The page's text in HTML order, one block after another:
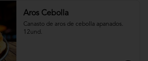
Aros Cebolla
Canasto de aros de cebolla apanados.
12und.